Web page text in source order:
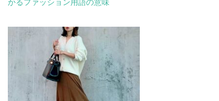
かるファッション用語の意味